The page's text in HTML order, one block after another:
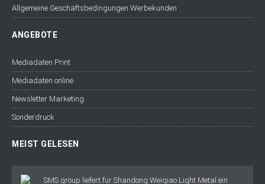
Allgemeine Geschäftsbedingungen Werbekunden
ANGEBOTE
Mediadaten Print
Mediadaten online
Newsletter Marketing
Sonderdruck
MEIST GELESEN